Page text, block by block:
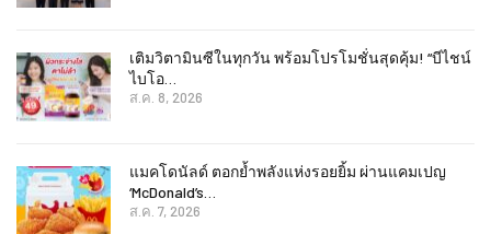
เติมวิตามินซีในทุกวัน พร้อมโปรโมชั่นสุดคุ้ม! “บีไชน์
ไบโอ…
ส.ค. 8, 2026
แมคโดนัลด์ ตอกย้ำพลังแห่งรอยยิ้ม ผ่านแคมเปญ
‘McDonald’s…
ส.ค. 7, 2026